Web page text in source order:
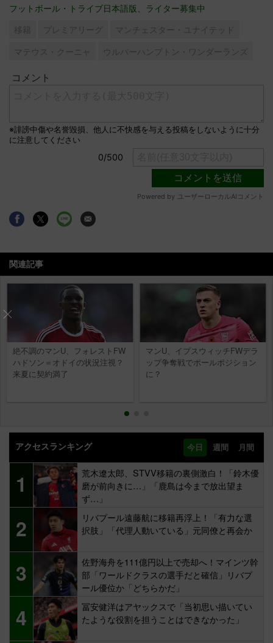
フットボール・トライブ日本語版、ライター募集中
移籍 プレミアリーグ
マンチェスター・ユナイテッド
マテウス・クーニャ
ウルバーハンプトン・ワンダーランズ
関連記事
絶不調のマンU、フォレストFW
ハドソン＝オドイの状況注視？
来夏に契約満了
マンU、イプスウィッチFWデラ
ップ争奪戦でポールポジション
に？
アクセスランキング 今日 週間 月間
1
荒木遼太郎、STVV移籍の裏側激白！「鈴木優
磨が前向きに…」「鹿島は今まで放出望ま
ず…」
2
リバプール遠藤航に移籍再浮上！「有力な選
択肢」「代理人動いている」元同僚と再会か
3
佐野海舟を111億円以上で売却へ！マインツ幹
部「ワールドクラスの選手だと確信」リバプ
ール優位か「どちらかだ」
4
冨安健洋はアヤックスで「当初思い描いてい
たような役割を担うことはできなかった」